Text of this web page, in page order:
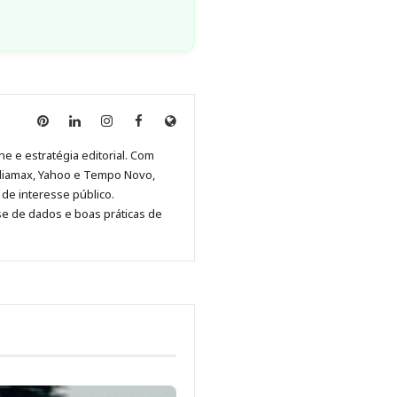
Anny
no
Pinterest
Anny
no
LinkedIn
Anny
no
Instagram
Anny
no
Facebook
Site
e estratégia editorial. Com
Yahoo e Tempo Novo,
interesse público.
de dados e boas práticas de